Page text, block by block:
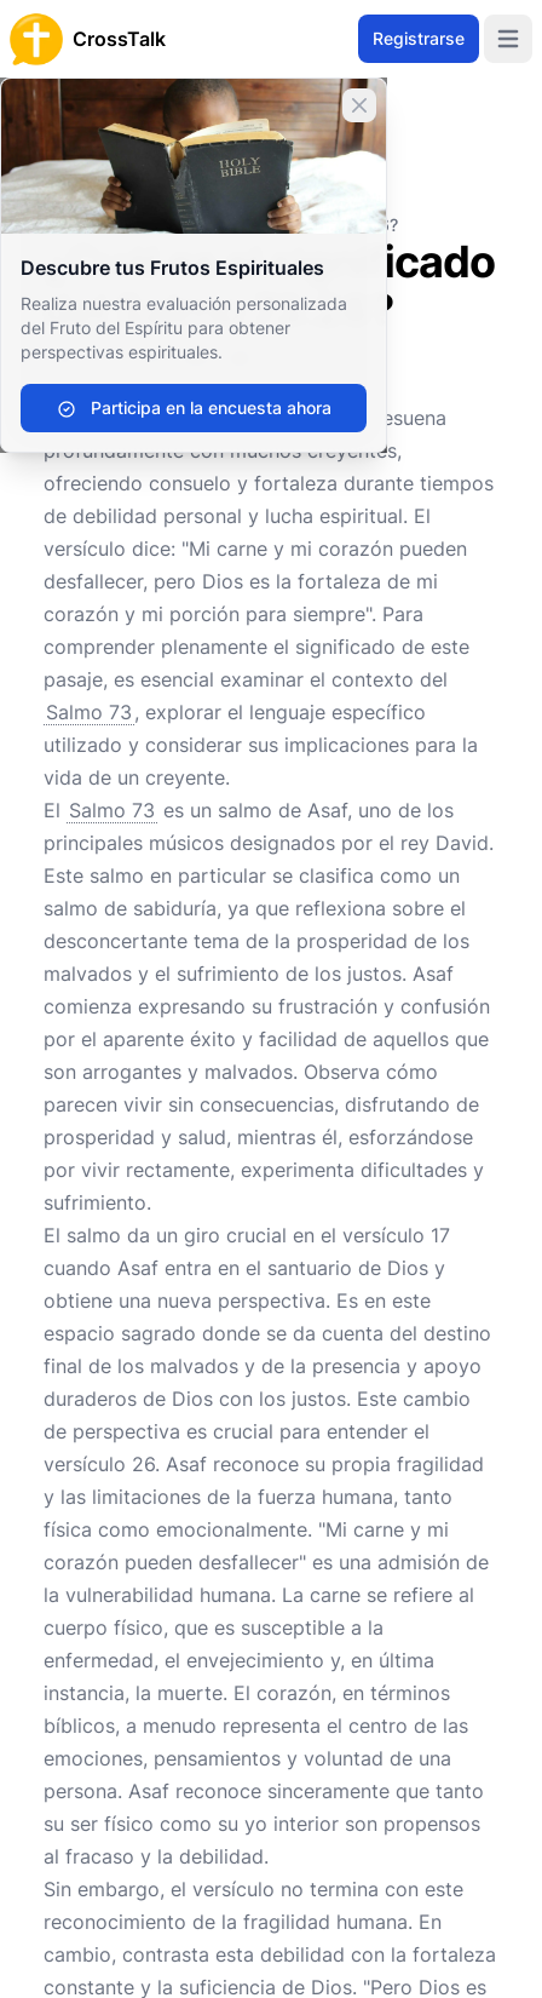
CrossTalk Registrarse
Cerrar banner
Descubre tus Frutos Espirituales
Realiza nuestra evaluación personalizada
del Fruto del Espíritu para obtener
perspectivas espirituales.
Participa en la encuesta ahora
Inicio
Archivo de Preguntas
Antiguo Testamento
Sabiduría y Poesía
¿Cuál es el significado del Salmo 73:26?
¿Cuál es el significado
del Salmo 73:26?
0 0 174
ElSalmo 73:26 es un versículo que resuena
profundamente con muchos creyentes,
ofreciendo consuelo y fortaleza durante tiempos
de debilidad personal y lucha espiritual. El
versículo dice: "Mi carne y mi corazón pueden
desfallecer, pero Dios es la fortaleza de mi
corazón y mi porción para siempre". Para
comprender plenamente el significado de este
pasaje, es esencial examinar el contexto del
Salmo 73 , explorar el lenguaje específico
utilizado y considerar sus implicaciones para la
vida de un creyente.
El Salmo 73 es un salmo de Asaf, uno de los
principales músicos designados por el rey David.
Este salmo en particular se clasifica como un
salmo de sabiduría, ya que reflexiona sobre el
desconcertante tema de la prosperidad de los
malvados y el sufrimiento de los justos. Asaf
comienza expresando su frustración y confusión
por el aparente éxito y facilidad de aquellos que
son arrogantes y malvados. Observa cómo
parecen vivir sin consecuencias, disfrutando de
prosperidad y salud, mientras él, esforzándose
por vivir rectamente, experimenta dificultades y
sufrimiento.
El salmo da un giro crucial en el versículo 17
cuando Asaf entra en el santuario de Dios y
obtiene una nueva perspectiva. Es en este
espacio sagrado donde se da cuenta del destino
final de los malvados y de la presencia y apoyo
duraderos de Dios con los justos. Este cambio
de perspectiva es crucial para entender el
versículo 26. Asaf reconoce su propia fragilidad
y las limitaciones de la fuerza humana, tanto
física como emocionalmente. "Mi carne y mi
corazón pueden desfallecer" es una admisión de
la vulnerabilidad humana. La carne se refiere al
cuerpo físico, que es susceptible a la
enfermedad, el envejecimiento y, en última
instancia, la muerte. El corazón, en términos
bíblicos, a menudo representa el centro de las
emociones, pensamientos y voluntad de una
persona. Asaf reconoce sinceramente que tanto
su ser físico como su yo interior son propensos
al fracaso y la debilidad.
Sin embargo, el versículo no termina con este
reconocimiento de la fragilidad humana. En
cambio, contrasta esta debilidad con la fortaleza
constante y la suficiencia de Dios. "Pero Dios es